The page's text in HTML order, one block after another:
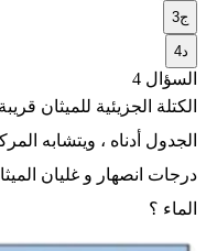
ج3
4
السؤال 4
الكتلة الجزيئية للميثان
الجدول أدناه ، ويتشابه
درجات انصهار و غليان
الماء ؟